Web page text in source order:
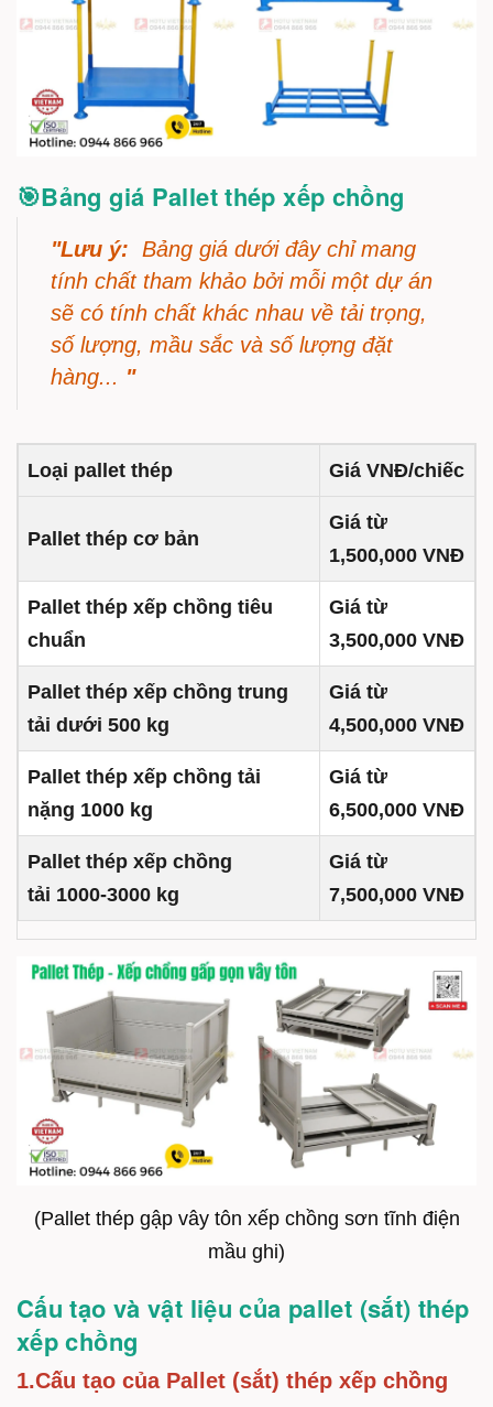
🎯Bảng giá Pallet thép xếp chồng
"Lưu ý: Bảng giá dưới đây chỉ mang
tính chất tham khảo bởi mỗi một dự án
sẽ có tính chất khác nhau về tải trọng,
số lượng, mầu sắc và số lượng đặt
hàng... "
Loại pallet thép Giá VNĐ/chiếc
Pallet thép cơ bản
Giá từ
1,500,000 VNĐ
Pallet thép xếp chồng tiêu
chuẩn
Giá từ
3,500,000 VNĐ
Pallet thép xếp chồng trung
tải dưới 500 kg
Giá từ
4,500,000 VNĐ
Pallet thép xếp chồng tải
nặng 1000 kg
Giá từ
6,500,000 VNĐ
Pallet thép xếp chồng
tải 1000-3000 kg
Giá từ
7,500,000 VNĐ
(Pallet thép gập vây tôn xếp chồng sơn tĩnh điện
mầu ghi)
Cấu tạo và vật liệu của pallet (sắt) thép
xếp chồng
1.Cấu tạo của Pallet (sắt) thép xếp chồng